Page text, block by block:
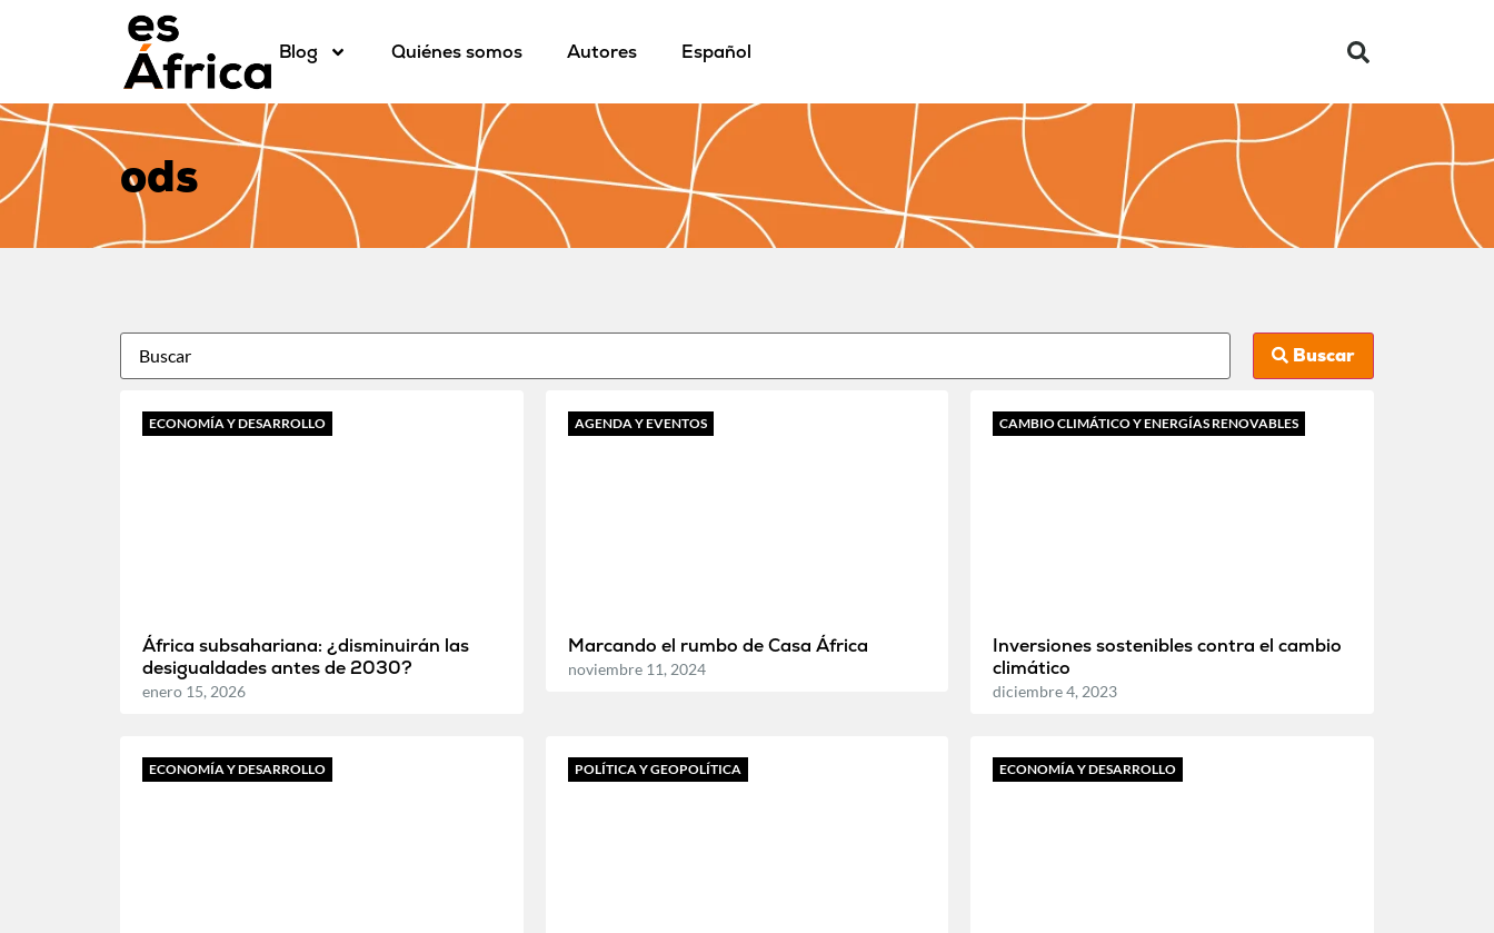
Blog Quiénes somos Autores Español
ods
Buscar
ECONOMÍA Y DESARROLLO
África subsahariana: ¿disminuirán las
desigualdades antes de 2030?
enero 15, 2026
AGENDA Y EVENTOS
Marcando el rumbo de Casa África
noviembre 11, 2024
CAMBIO CLIMÁTICO Y ENERGÍAS RENOVABLES
Inversiones sostenibles contra el cambio
climático
diciembre 4, 2023
ECONOMÍA Y DESARROLLO POLÍTICA Y GEOPOLÍTICA ECONOMÍA Y DESARROLLO